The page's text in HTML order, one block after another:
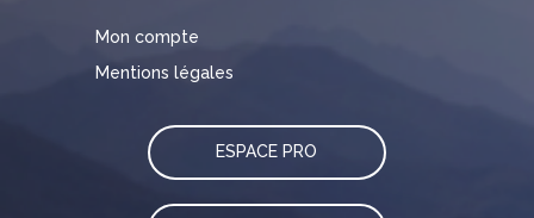
Mon compte
Mentions légales
ESPACE PRO